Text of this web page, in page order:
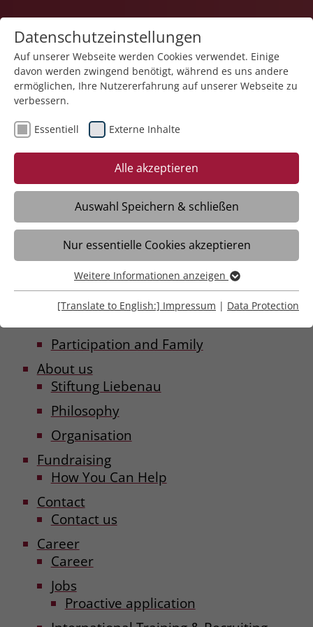
Sitemap
Home
What we can offer
Education
Health Care
Nursing Care
Living Spaces
Participation and Family
About us
Stiftung Liebenau
Philosophy
Organisation
Fundraising
How You Can Help
Contact
Contact us
Career
Career
Jobs
Proactive application
Datenschutzeinstellungen
Auf unserer Webseite werden Cookies verwendet. Einige
davon werden zwingend benötigt, während es uns andere
ermöglichen, Ihre Nutzererfahrung auf unserer Webseite zu
verbessern.
Essentiell Externe Inhalte
Alle akzeptieren
Auswahl Speichern & schließen
Nur essentielle Cookies akzeptieren
Essentiell
Essentielle Cookies werden für grundlegende Funktionen
die Webseite einwandfrei funktioniert.
Externe Inhalte
Wir verwenden auf unserer Website externe Inhalte
(bspw. YouTube, HubSpot), um Ihnen zusätzliche
Informationen anzubieten.
Weitere Informationen anzeigen
[Translate to English:] Impressum | Data Protection